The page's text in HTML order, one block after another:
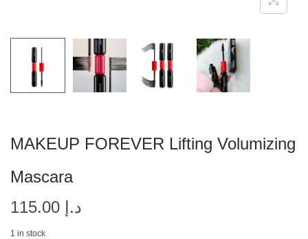
MAKEUP FOREVER Lifting Volumizing
Mascara
د.إ
1 in stock